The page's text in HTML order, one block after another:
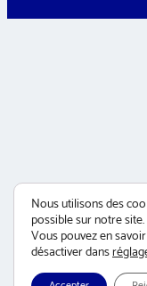
Nous utilisons des
possible sur notre site.
Vous pouvez en
désactiver dans